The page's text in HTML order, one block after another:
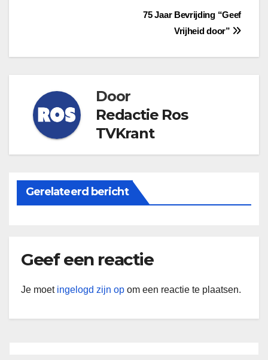
75 Jaar Bevrijding “Geef
Vrijheid door”
Door
Redactie Ros
TVKrant
Gerelateerd bericht
Geef een reactie
Je moet ingelogd zijn op om een reactie te plaatsen.